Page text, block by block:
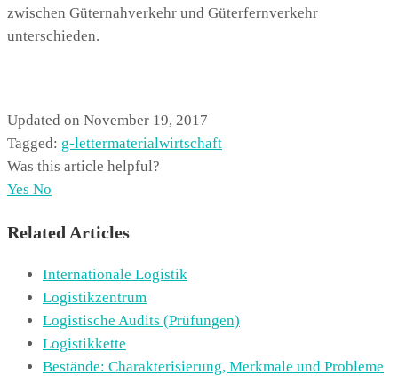
zwischen Güternahverkehr und Güterfernverkehr
unterschieden.
Updated on November 19, 2017
Tagged: g-lettermaterialwirtschaft
Was this article helpful?
Yes No
Related Articles
Internationale Logistik
Logistikzentrum
Logistische Audits (Prüfungen)
Logistikkette
Bestände: Charakterisierung, Merkmale und Probleme